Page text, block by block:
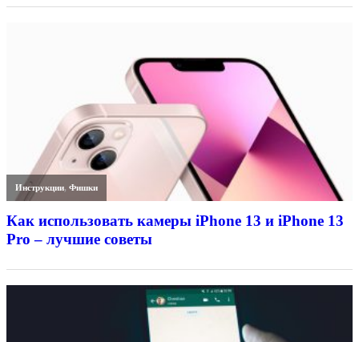
Инструкции,Фишки
Как использовать камеры iPhone 13 и iPhone 13
Pro – лучшие советы